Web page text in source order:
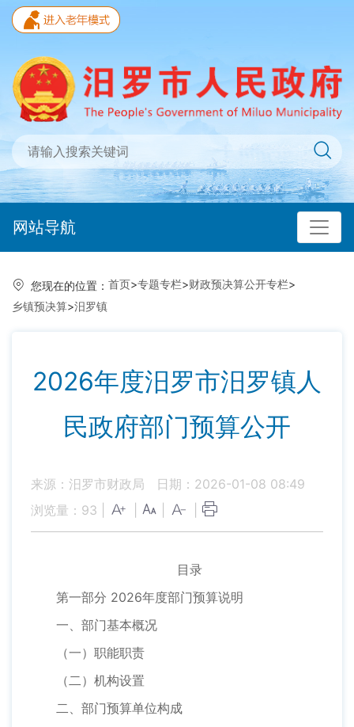
网站导航
您现在的位置： 首页>专题专栏>财政预决算公开专栏>
乡镇预决算>汨罗镇
2026年度汨罗市汨罗镇人
民政府部门预算公开
来源：汨罗市财政局
日期：2026-01-08 08:49
浏览量： 93
目录
第一部分 2026年度部门预算说明
一、部门基本概况
（一）职能职责
（二）机构设置
二、部门预算单位构成